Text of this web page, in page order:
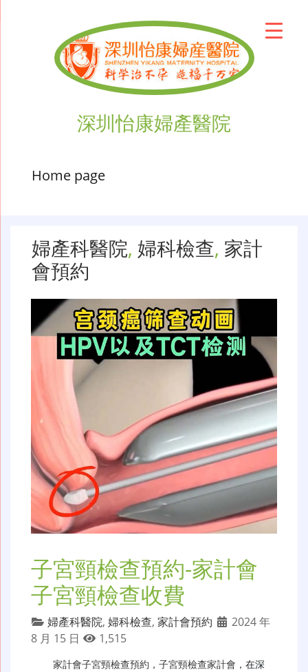
深圳怡康婦產醫院
Home page
婦產科醫院, 婦科檢查, 家計
會預約
子宮頸檢查預約-家計會
子宮頸檢查收費
婦產科醫院, 婦科檢查, 家計會預約
2024 年
8 月 15 日
1,515
家計會子宮頸檢查預約 ， 子宮頸檢查家計會 ，在深